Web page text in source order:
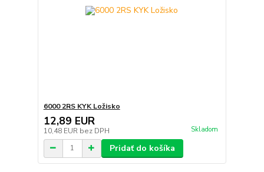
6000 2RS KYK Ložisko
12,89 EUR
10,48 EUR bez DPH Skladom
Pridať do košíka